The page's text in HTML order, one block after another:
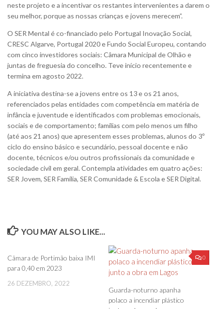
neste projeto e a incentivar os restantes intervenientes a darem o
seu melhor, porque as nossas crianças e jovens merecem”.
O SER Mental é co-financiado pelo Portugal Inovação Social,
CRESC Algarve, Portugal 2020 e Fundo Social Europeu, contando
com cinco investidores sociais: Câmara Municipal de Olhão e
juntas de freguesia do concelho. Teve início recentemente e
termina em agosto 2022.
A iniciativa destina-se a jovens entre os 13 e os 21 anos,
referenciados pelas entidades com competência em matéria de
infância e juventude e identificados com problemas emocionais,
sociais e de comportamento; famílias com pelo menos um filho
(até aos 21 anos) que apresentem esses problemas, alunos do 3º
ciclo do ensino básico e secundário, pessoal docente e não
docente, técnicos e/ou outros profissionais da comunidade e
sociedade civil em geral. Contempla atividades em quatro ações:
SER Jovem, SER Família, SER Comunidade & Escola e SER Digital.
YOU MAY ALSO LIKE...
Câmara de Portimão baixa IMI
para 0,40 em 2023
26 DEZEMBRO, 2022
0
Guarda-noturno apanha
polaco a incendiar plástico